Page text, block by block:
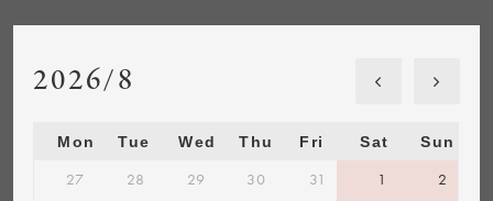
2026/8
Mon Tue Wed Thu Fri Sat Sun
27 28 29 30 31 1 2